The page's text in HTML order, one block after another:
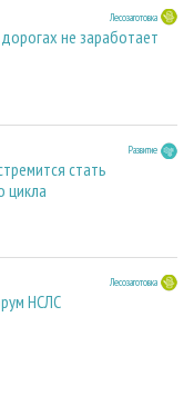
Лесозаготовка
не заработает
Развитие
стать
цикла
Лесозаготовка
НСЛС